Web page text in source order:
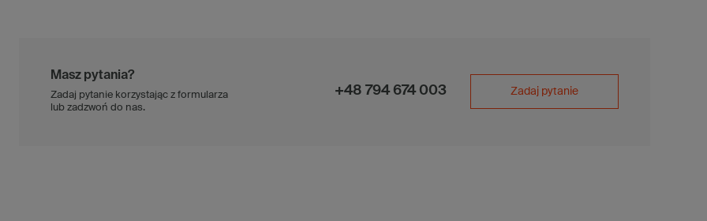
Masz pytania?
Zadaj pytanie korzystając z formularza
lub zadzwoń do nas.
+48 794 674 003 Zadaj pytanie